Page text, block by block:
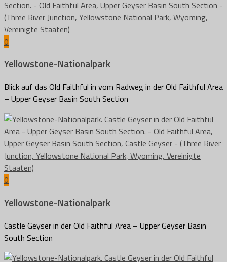
0
Yellowstone-Nationalpark
Blick auf das Old Faithful in vom Radweg in der Old Faithful Area
– Upper Geyser Basin South Section
0
Yellowstone-Nationalpark
Castle Geyser in der Old Faithful Area – Upper Geyser Basin
South Section